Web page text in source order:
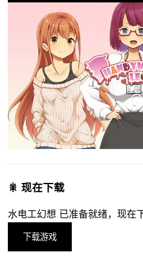
🎇 现在下载
水电工幻想 已准备就绪，现在
下载游戏